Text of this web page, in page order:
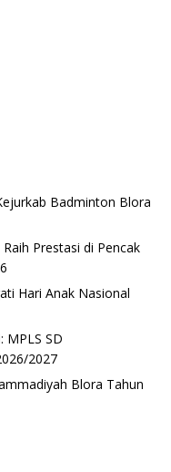
Badminton Blora
Prestasi di Pencak
Hari Anak Nasional
MPLS SD
2027
Blora Tahun